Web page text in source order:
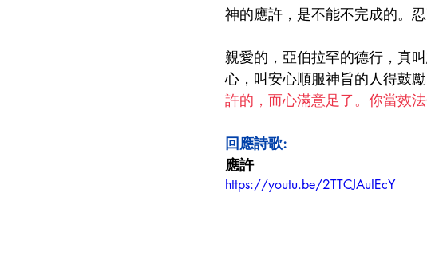
神的應許，是不能不完成的。
親愛的，亞伯拉罕的德行，真
心，叫安心順服神旨的人得鼓勵
許的，而心滿意足了。你當效
回應詩歌:
應許
https://youtu.be/2TTCJAuIEcY